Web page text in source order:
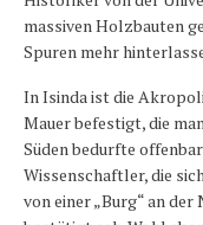
massiven Holzbauten
Spuren mehr
In Isinda ist die
Mauer befestigt, die
Süden bedurfte
Wissenschaftler, die
von einer „Burg“ an